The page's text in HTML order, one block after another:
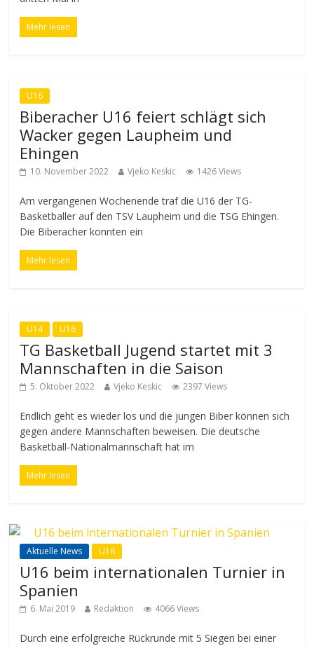
Mehr lesen
U16
Biberacher U16 feiert schlägt sich
Wacker gegen Laupheim und
Ehingen
10. November 2022 Vjeko Keskic 1426 Views
Am vergangenen Wochenende traf die U16 der TG-
Basketballer auf den TSV Laupheim und die TSG Ehingen.
Die Biberacher konnten ein
Mehr lesen
U14 U16
TG Basketball Jugend startet mit 3
Mannschaften in die Saison
5. Oktober 2022 Vjeko Keskic 2397 Views
Endlich geht es wieder los und die jungen Biber können sich
gegen andere Mannschaften beweisen. Die deutsche
Basketball-Nationalmannschaft hat im
Mehr lesen
Aktuelle News U16
U16 beim internationalen Turnier in
Spanien
6. Mai 2019 Redaktion 4066 Views
Durch eine erfolgreiche Rückrunde mit 5 Siegen bei einer